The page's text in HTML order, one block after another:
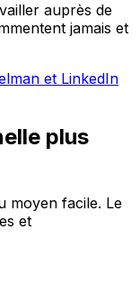
auprès de
jamais et
et LinkedIn
plus
moyen facile. Le
et